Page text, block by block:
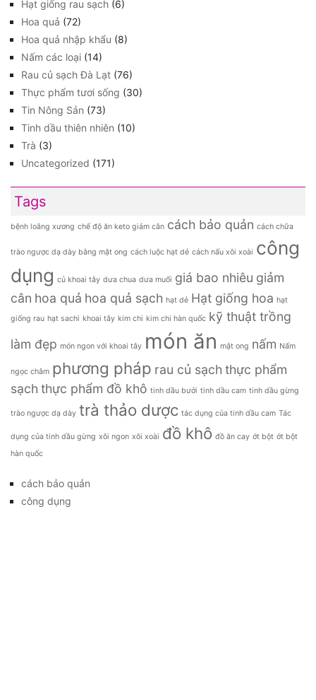
Hạt giống rau sạch (6)
Hoa quả (72)
Hoa quả nhập khẩu (8)
Nấm các loại (14)
Rau củ sạch Đà Lạt (76)
Thực phẩm tươi sống (30)
Tin Nông Sản (73)
Tinh dầu thiên nhiên (10)
Trà (3)
Uncategorized (171)
Tags
bệnh loãng xương chế độ ăn keto giảm cân cách bảo quản cách chữa
trào ngược dạ dày bằng mật ong cách luộc hạt dẻ cách nấu xôi xoài công
dụng củ khoai tây dưa chua dưa muối giá bao nhiêu giảm
cân hoa quả hoa quả sạch hạt dẻ Hạt giống hoa hạt
giống rau hạt sachi khoai tây kim chi kim chi hàn quốc kỹ thuật trồng
làm đẹp món ngon với khoai tây món ăn mật ong nấm Nấm
ngọc châm phương pháp rau củ sạch thực phẩm
sạch thực phẩm đồ khô tinh dầu bưởi tinh dầu cam tinh dầu gừng
trào ngược dạ dày trà thảo dược tác dụng của tinh dầu cam Tác
dụng của tinh dầu gừng xôi ngon xôi xoài đồ khô đồ ăn cay ớt bột ớt bột
hàn quốc
cách bảo quản
công dụng